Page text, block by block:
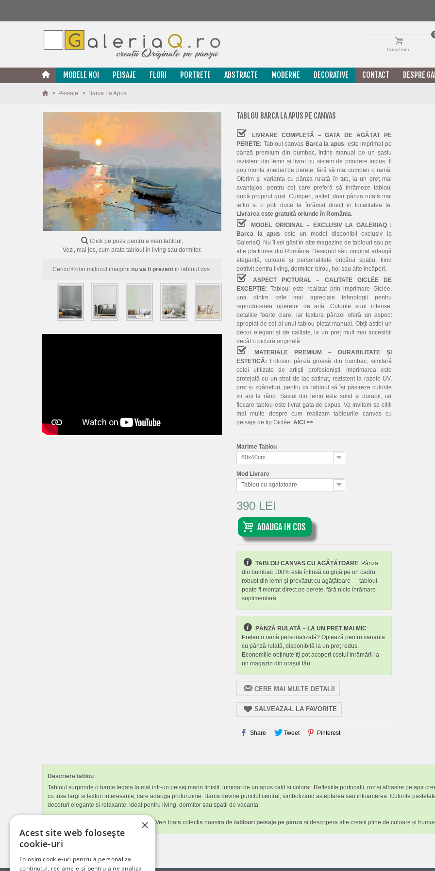
Cosul meu
MODELE NOI PEISAJE FLORI PORTRETE ABSTRACTE MODERNE DECORATIVE CONTACT DESPRE
> Peisaje > Barca La Apus
Click pe poza pentru a mari tabloul,
Vezi, mai jos, cum arata tabloul in living sau dormitor.
Cercul © din mijlocul imaginiinu va fi prezent in tabloul dvs.
TABLOU BARCA LA APUS PE CANVAS
LIVRARE COMPLETĂ – GATA DE AGĂȚAT PE
PERETE: Tabloul canvas Barca la apus , este imprimat pe
pânză premium din bumbac, întins manual pe un șasiu
rezistent din lemn și livrat cu sistem de prindere inclus. Îl
poți monta imediat pe perete, fără să mai cumperi o ramă.
Oferim și varianta cu pânza rulată în tub, la un preț mai
avantajos, pentru cei care preferă să înrămeze tabloul
după propriul gust. Cumperi, astfel, doar pânza rulată mai
ieftin si o poti duce la înrămat direct in localitatea ta.
Livrarea este gratuită oriunde în România.
MODEL ORIGINAL – EXCLUSIV LA GALERIAQ :
Barca la apus este un model disponibil exclusiv la
GaleriaQ. Nu îl vei găsi în alte magazine de tablouri sau pe
alte platforme din România. Designul său original adaugă
eleganță, culoare și personalitate oricărui spațiu, fiind
potrivit pentru living, dormitor, birou, hol sau alte încăperi.
ASPECT PICTURAL – CALITATE GICLÉE DE
EXCEPȚIE: Tabloul este realizat prin imprimare Giclée,
una dintre cele mai apreciate tehnologii pentru
reproducerea operelor de artă. Culorile sunt intense,
detaliile foarte clare, iar textura pânzei oferă un aspect
apropiat de cel al unui tablou pictat manual. Obții astfel un
decor elegant și de calitate, la un preț mult mai accesibil
decât o pictură originală.
MATERIALE PREMIUM – DURABILITATE ȘI
ESTETICĂ: Folosim pânză groasă din bumbac, similară
celei utilizate de artiști profesioniști. Imprimarea este
protejată cu un strat de lac satinat, rezistent la razele UV,
praf și zgârieturi, pentru ca tabloul să își păstreze culorile
vii ani la rând. Șasiul din lemn este solid și durabil, iar
fiecare tablou este livrat gata de expus. Va invitam sa cititi
mai multe despre cum realizam tablourile canvas cu
peisaje de tip Giclée: AICI>>
Marime Tablou
60x40cm
Mod Livrare
Tablou cu agatatoare
390 LEI
ADAUGA IN COS
TABLOU CANVAS CU AGĂȚĂTOARE: Pânza
din bumbac 100% este întinsă cu grijă pe un cadru
robust din lemn și prevăzut cu agățătoare — tabloul
poate fi montat direct pe perete, fără nicio înrămare
suplimentară.
PÂNZĂ RULATĂ – LA UN PRET MAI MIC:
Preferi o ramă personalizată? Optează pentru varianta
cu pânză rulată, disponibilă la un preț redus.
Economiile obținute îți pot acoperi costul înrămării la
un magazin din orașul tău.
CERE MAI MULTE DETALII
SALVEAZA-L LA FAVORITE
Share Tweet Pinterest
Descriere tablou
Tabloul surprinde o barca legata la mal intr-un peisaj marin linistit, luminat de un apus cald si colorat. Reflexiile portocalii, roz si albastre pe apa
cu tuse largi si texturi interesante, care adauga profunzime. Barca devine punctul central, simbolizand asteptarea sau intoarcerea. Culorile
decoruri elegante si relaxante. Ideal pentru living, dormitor sau spatii de vacanta.
Barca La Apus ? Vezi toata colectia noastra de tablouri peisaje pe panza si descopera alte creatii pline de culoare și
×
Acest site web folosește
cookie-uri
Folosim cookie-uri pentru a personaliza
conținutul, reclamele și pentru a ne analiza